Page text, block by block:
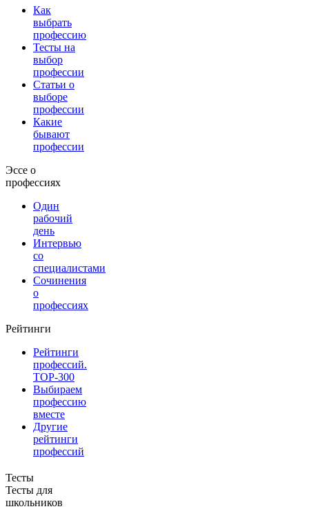
Как
выбрать
профессию
Тесты на
выбор
профессии
Статьи о
выборе
профессии
Какие
бывают
профессии
Эссе о
профессиях
Один
рабочий
день
Интервью
со
специалистами
Сочинения
о
профессиях
Рейтинги
Рейтинги
профессий.
TOP-300
Выбираем
профессию
вместе
Другие
рейтинги
профессий
Тесты
Тесты для
школьников